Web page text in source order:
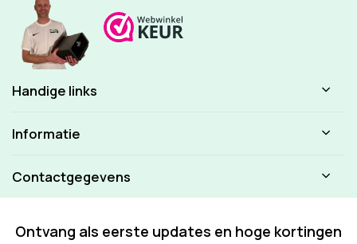
Handige links
Informatie
Contactgegevens
Ontvang als eerste updates en hoge kortingen